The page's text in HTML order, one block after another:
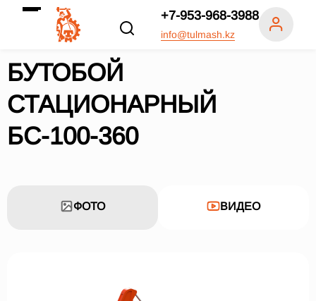
+7-953-968-3988
info@tulmash.kz
БУТОБОЙ
СТАЦИОНАРНЫЙ
БС-100-360
ФОТО ВИДЕО